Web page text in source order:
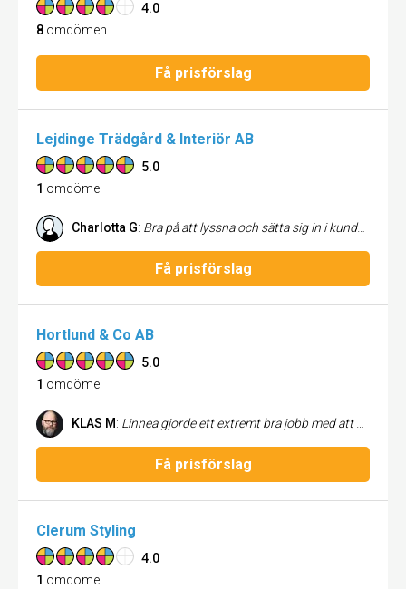
4.0
8 omdömen
Få prisförslag
Lejdinge Trädgård & Interiör AB
5.0
1 omdöme
Charlotta G: Bra på att lyssna och sätta sig in i kundens önskemål. Utmärkt på att både teoretiskt komma med idéer om lösningar och praktiskt genomföra det vi kommit överens om. Pålitlig, trevlig och kunnig. Väl värd pengarna. Jag är supernöjd!
Få prisförslag
Hortlund & Co AB
5.0
1 omdöme
KLAS M: Linnea gjorde ett extremt bra jobb med att homestyla vår lägenhet: Allt från att möblera om tavlor så att de hängde snyggare till att skapa små vackra arrangemang på skrivbord. Det hela skapade en skön stämning och samtidigt ett väldigt estetiskt intryck.
Få prisförslag
Clerum Styling
4.0
1 omdöme